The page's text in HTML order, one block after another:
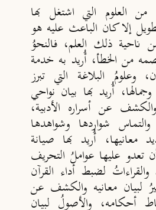
العلوم التي اشتغل بها
إلا كان الباعث عليه هو
ناحية ذلك العلم، فالنحوُ
من الخطأ، أُريد به خدمة
وعلومُ البلاغة التي تبرز
أُريد بها بيان نواحي
عن أسراره الأدبية،
شواردها وشواهدها
معانيها، أُريد بها صيانة
تعدو عليها عواملُ التحريف
لضبط أداء القرآن
لبيان معانيه والكشف عن
أحكامه، والأصولُ لبيان